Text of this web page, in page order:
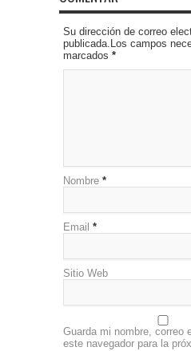
Su dirección de correo
publicada.Los campos
marcados *
Nombre *
Email *
Sitio Web
Guarda mi nombre, correo
este navegador para la